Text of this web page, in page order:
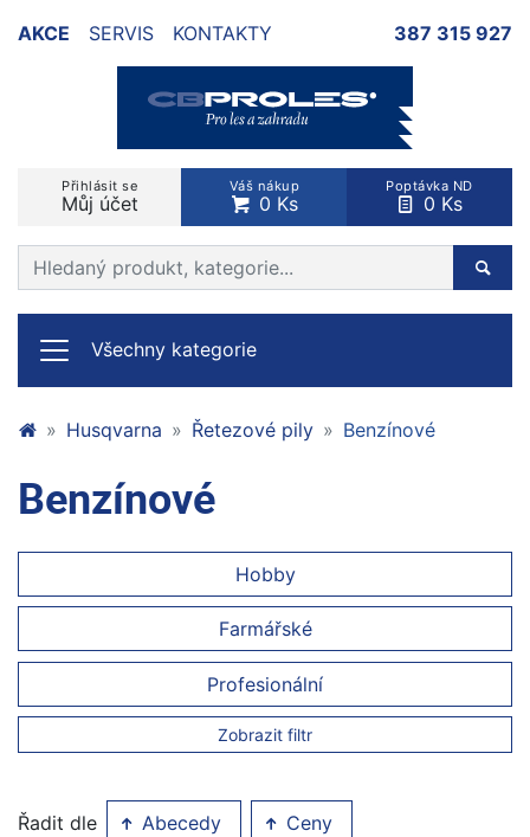
AKCE SERVIS KONTAKTY 387 315 927
Přihlásit se
Můj účet
Váš nákup
0 Ks
Poptávka ND
0 Ks
Prohledat web
Všechny kategorie
Husqvarna Řetezové pily Benzínové
Benzínové
Hobby
Farmářské
Profesionální
Zobrazit filtr
Řadit dle Abecedy Ceny